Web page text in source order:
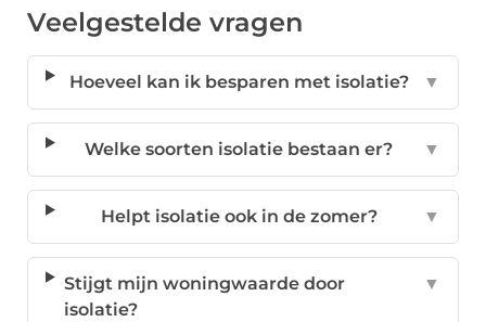
Veelgestelde vragen
Hoeveel kan ik besparen met isolatie? ▼
Welke soorten isolatie bestaan er? ▼
Helpt isolatie ook in de zomer? ▼
Stijgt mijn woningwaarde door
isolatie?
▼